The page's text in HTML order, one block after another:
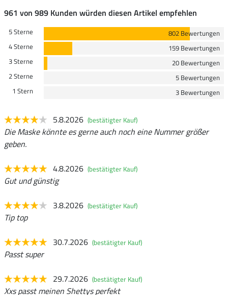
961 von 989 Kunden würden diesen Artikel empfehlen
5 Sterne
802 Bewertungen
4 Sterne
159 Bewertungen
3 Sterne
20 Bewertungen
2 Sterne
5 Bewertungen
1 Stern
3 Bewertungen
5.8.2026 (bestätigter Kauf)
Die Maske könnte es gerne auch noch eine Nummer größer
geben.
4.8.2026 (bestätigter Kauf)
Gut und günstig
3.8.2026 (bestätigter Kauf)
Tip top
30.7.2026 (bestätigter Kauf)
Passt super
29.7.2026 (bestätigter Kauf)
Xxs passt meinen Shettys perfekt